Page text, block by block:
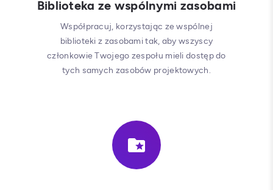
Biblioteka ze wspólnymi zasobami
Współpracuj, korzystając ze wspólnej
biblioteki z zasobami tak, aby wszyscy
członkowie Twojego zespołu mieli dostęp do
tych samych zasobów projektowych.